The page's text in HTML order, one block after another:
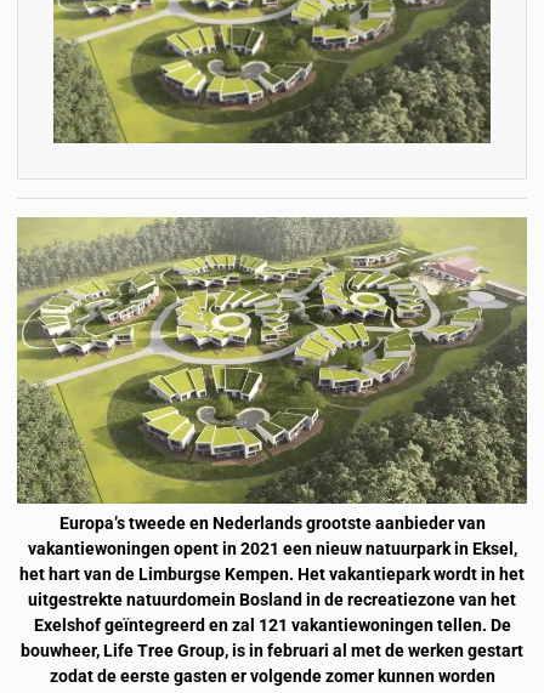
Europa’s tweede en Nederlands grootste aanbieder van
vakantiewoningen opent in 2021 een nieuw natuurpark in Eksel,
het hart van de Limburgse Kempen. Het vakantiepark wordt in het
uitgestrekte natuurdomein Bosland in de recreatiezone van het
Exelshof geïntegreerd en zal 121 vakantiewoningen tellen. De
bouwheer, Life Tree Group, is in februari al met de werken gestart
zodat de eerste gasten er volgende zomer kunnen worden